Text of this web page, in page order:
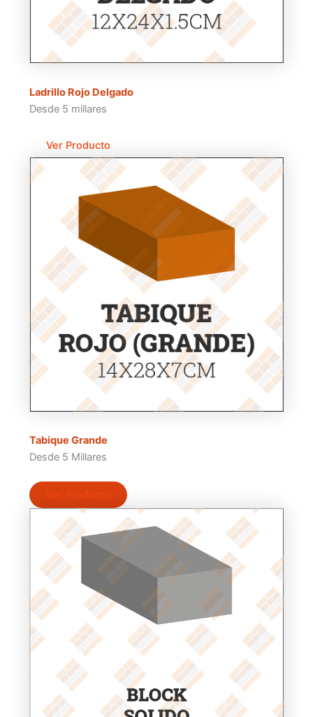
Ladrillo Rojo Delgado
Desde 5 millares
Ver Producto
Tabique Grande
Desde 5 Millares
Ver Producto